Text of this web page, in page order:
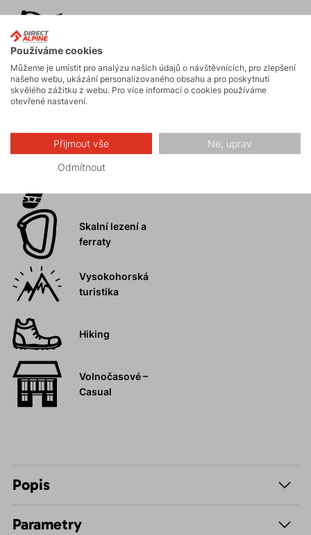
Ledolezení
Skialpinismus
Skalní lezení a
ferraty
Vysokohorská
turistika
Hiking
Volnočasové –
Casual
Popis
Parametry
Používáme cookies
Můžeme je umístit pro analýzu našich údajů o návštěvnících, pro zlepšení
našeho webu, ukázání personalizovaného obsahu a pro poskytnutí
skvělého zážitku z webu. Pro více informací o cookies používáme
otevřené nastavení.
Přijmout vše Ne, uprav
Odmítnout